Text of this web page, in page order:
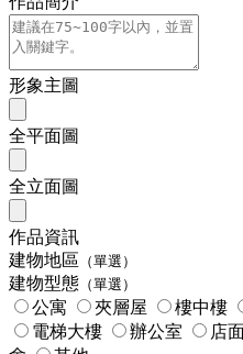
形象主圖
全平面圖
全立面圖
作品資訊
建物地區 （單選）
建物型態 （單選）
公寓 夾層屋 樓中樓
電梯大樓
辦公室 店